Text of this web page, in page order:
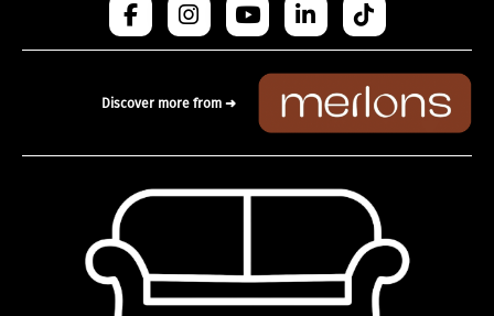
Discover more from ➜